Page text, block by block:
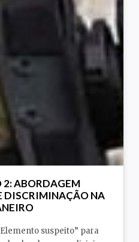
2: ABORDAGEM
DISCRIMINAÇÃO NA
suspeito” para